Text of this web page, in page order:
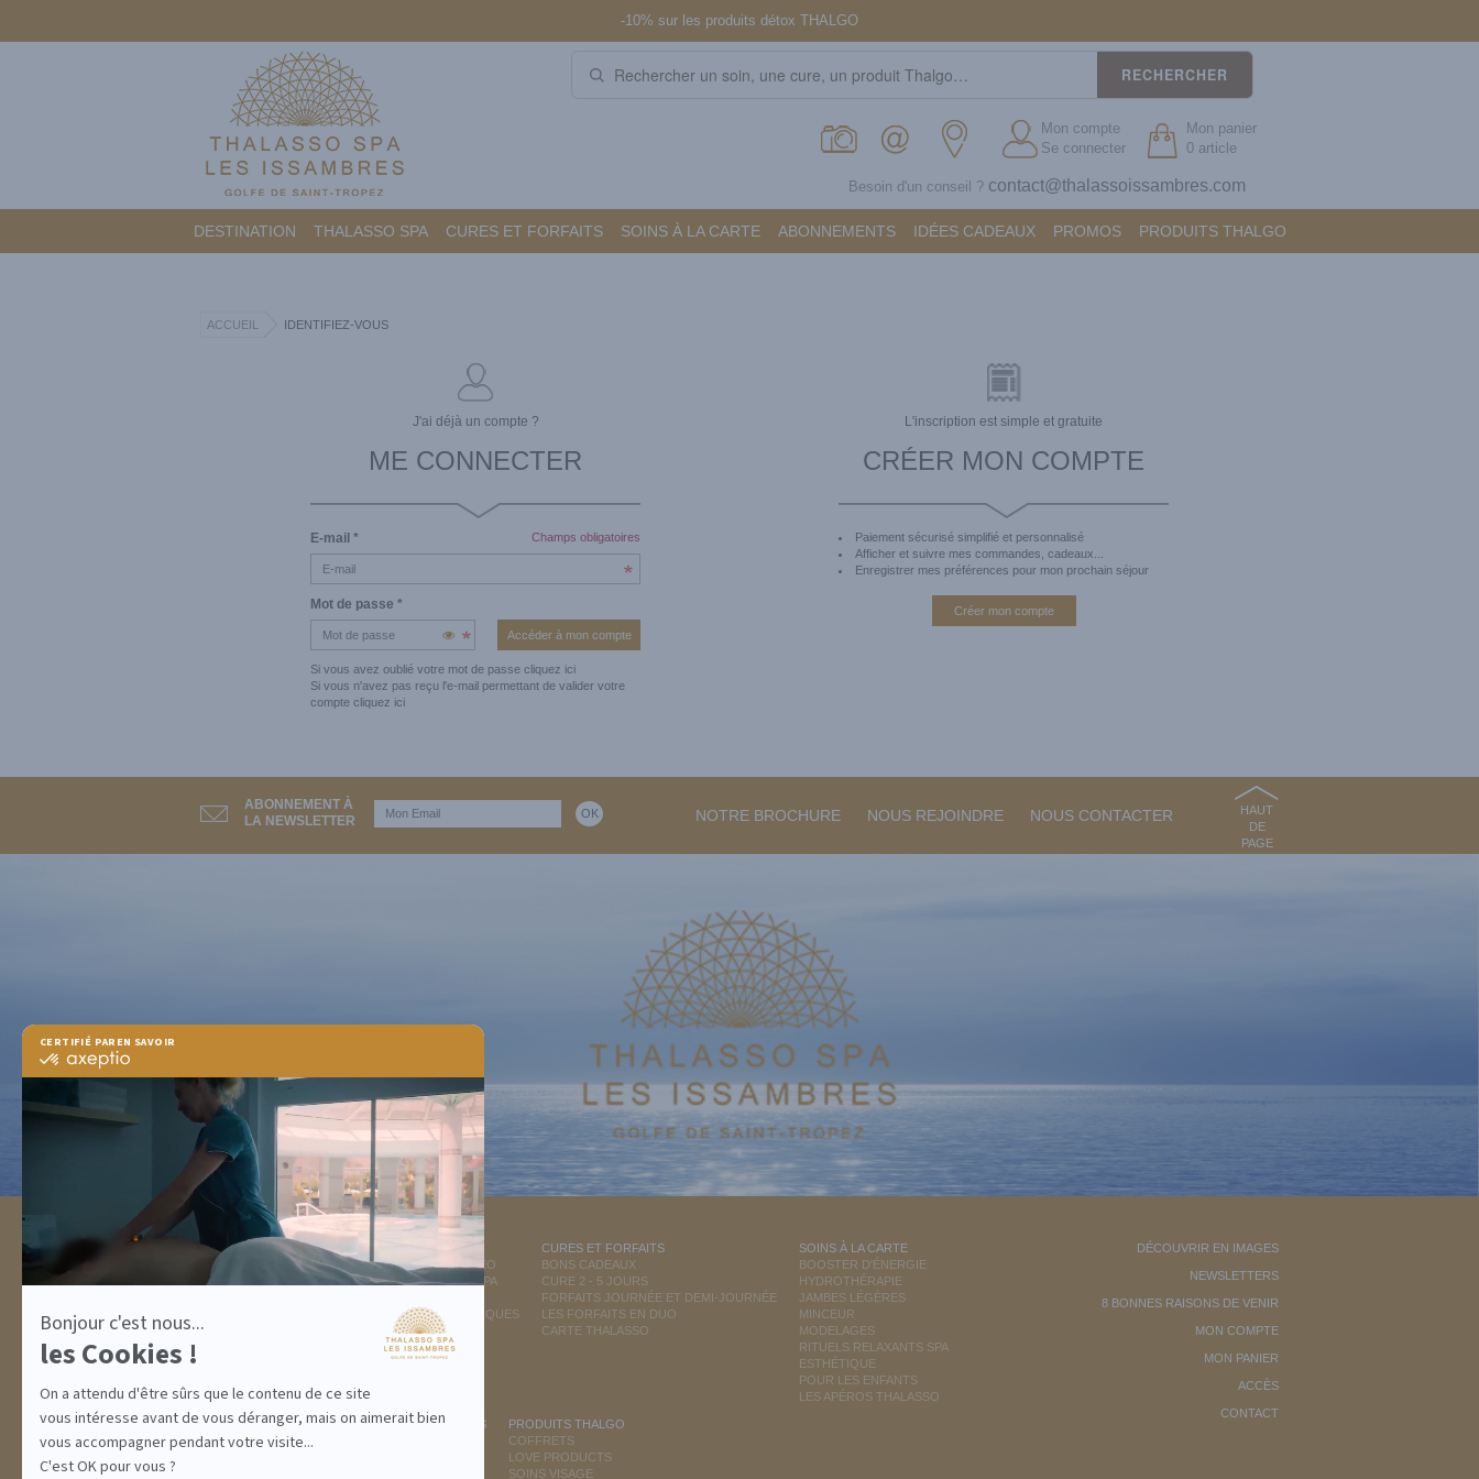
CERTIFIÉ PAR EN SAVOIR PLUS SUR
certifié
En
Bonjour c'est nous...
les Cookies !
On a attendu d'être sûrs que le contenu de ce site
vous intéresse avant de vous déranger, mais on aimerait bien
vous accompagner pendant votre visite...
C'est OK pour vous ?
DESTINATION THALASSO SPA CURES ET FORFAITS SOINS À LA CARTE ABONNEMENTS IDÉES CADEAUX PROMOS PRODUITS THALGO
-10% sur les produits détox THALGO
Besoin d'un conseil ? contact@thalassoissambres.com
RECHERCHER
Mon compte
Se connecter
Mon panier
0 article
ACCUEIL IDENTIFIEZ-VOUS
J'ai déjà un compte ?
ME CONNECTER
Champs obligatoires
E-mail *
Mot de passe *
Si vous avez oublié votre mot de passe cliquez ici
Si vous n'avez pas reçu l'e-mail permettant de valider votre
compte cliquez ici
L'inscription est simple et gratuite
CRÉER MON COMPTE
Paiement sécurisé simplifié et personnalisé
Afficher et suivre mes commandes, cadeaux...
Enregistrer mes préférences pour mon prochain séjour
Créer mon compte
ABONNEMENT À
LA NEWSLETTER
NOTRE BROCHURE NOUS REJOINDRE NOUS CONTACTER
HAUT
DE
PAGE
DESTINATION
GOLFE DE ST TROPEZ
HÉBERGEMENTS
INCENTIVE
THALASSO SPA
LA THALASSO EN VIDÉO
CENTRE THALASSO SPA
INFORMATIONS PRATIQUES
CURES ET FORFAITS
BONS CADEAUX
CURE 2 - 5 JOURS
FORFAITS JOURNÉE ET DEMI-JOURNÉE
LES FORFAITS EN DUO
CARTE THALASSO
SOINS À LA CARTE
BOOSTER D'ÉNERGIE
HYDROTHÉRAPIE
JAMBES LÉGÈRES
MINCEUR
MODELAGES
RITUELS RELAXANTS SPA
ESTHÉTIQUE
POUR LES ENFANTS
LES APÉROS THALASSO
ABONNEMENTS IDÉES CADEAUX PROMOS
PRODUITS THALGO
COFFRETS
LOVE PRODUCTS
SOINS VISAGE
DÉCOUVRIR EN IMAGES
NEWSLETTERS
8 BONNES RAISONS DE VENIR
MON COMPTE
MON PANIER
ACCÈS
CONTACT